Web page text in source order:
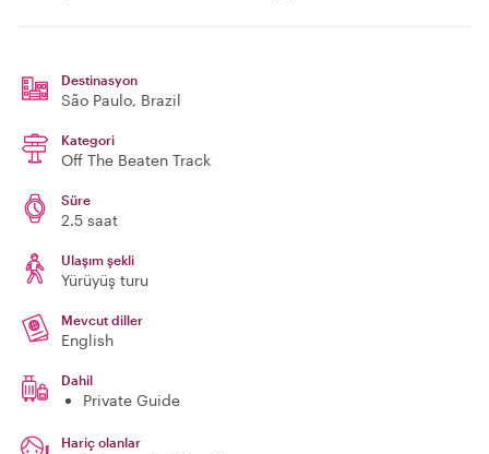
Destinasyon
São Paulo, Brazil
Kategori
Off The Beaten Track
Süre
2.5 saat
Ulaşım şekli
Yürüyüş turu
Mevcut diller
English
Dahil
Private Guide
Hariç olanlar